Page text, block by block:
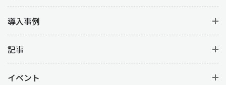
導入事例
記事
イベント